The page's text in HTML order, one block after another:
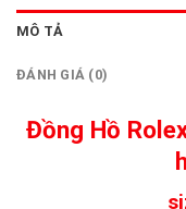
MÔ TẢ
ĐÁNH GIÁ (0)
Đồng Hồ